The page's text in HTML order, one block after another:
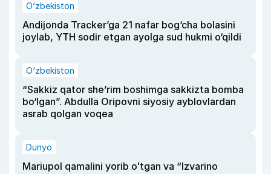
O‘zbekiston
Andijonda Tracker’ga 21 nafar bog‘cha bolasini
joylab, YTH sodir etgan ayolga sud hukmi o‘qildi
O‘zbekiston
“Sakkiz qator she’rim boshimga sakkizta bomba
bo‘lgan”. Abdulla Oripovni siyosiy ayblovlardan
asrab qolgan voqea
Dunyo
Mariupol qamalini yorib oʻtgan va “Izvarino